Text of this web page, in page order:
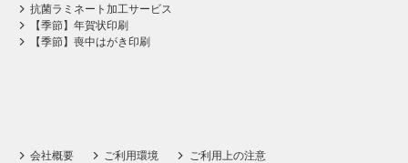
抗菌ラミネート加工サービス
【季節】年賀状印刷
【季節】喪中はがき印刷
会社概要 ご利用環境 ご利用上の注意